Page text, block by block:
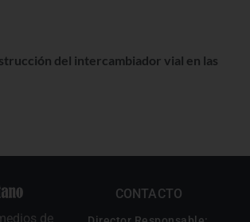
del intercambiador vial en las
de
CONTACTO